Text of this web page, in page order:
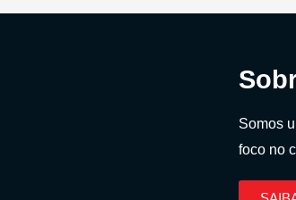
Somos
foco no